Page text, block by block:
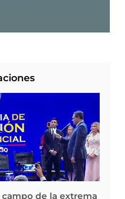
de la extrema